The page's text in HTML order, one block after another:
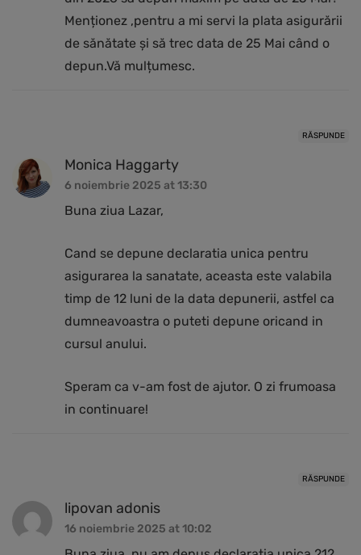
Menționez ,pentru a mi servi la plata asigurării
de sănătate și să trec data de 25 Mai când o
depun.Vă mulțumesc.
RĂSPUNDE
Monica Haggarty
6 noiembrie 2025 at 13:30
Buna ziua Lazar,
Cand se depune declaratia unica pentru
asigurarea la sanatate, aceasta este valabila
timp de 12 luni de la data depunerii, astfel ca
dumneavoastra o puteti depune oricand in
cursul anului.
Speram ca v-am fost de ajutor. O zi frumoasa
in continuare!
RĂSPUNDE
lipovan adonis
16 noiembrie 2025 at 10:02